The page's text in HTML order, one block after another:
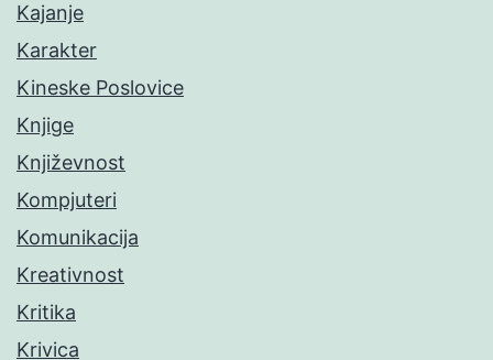
Kajanje
Karakter
Kineske Poslovice
Knjige
Književnost
Kompjuteri
Komunikacija
Kreativnost
Kritika
Krivica